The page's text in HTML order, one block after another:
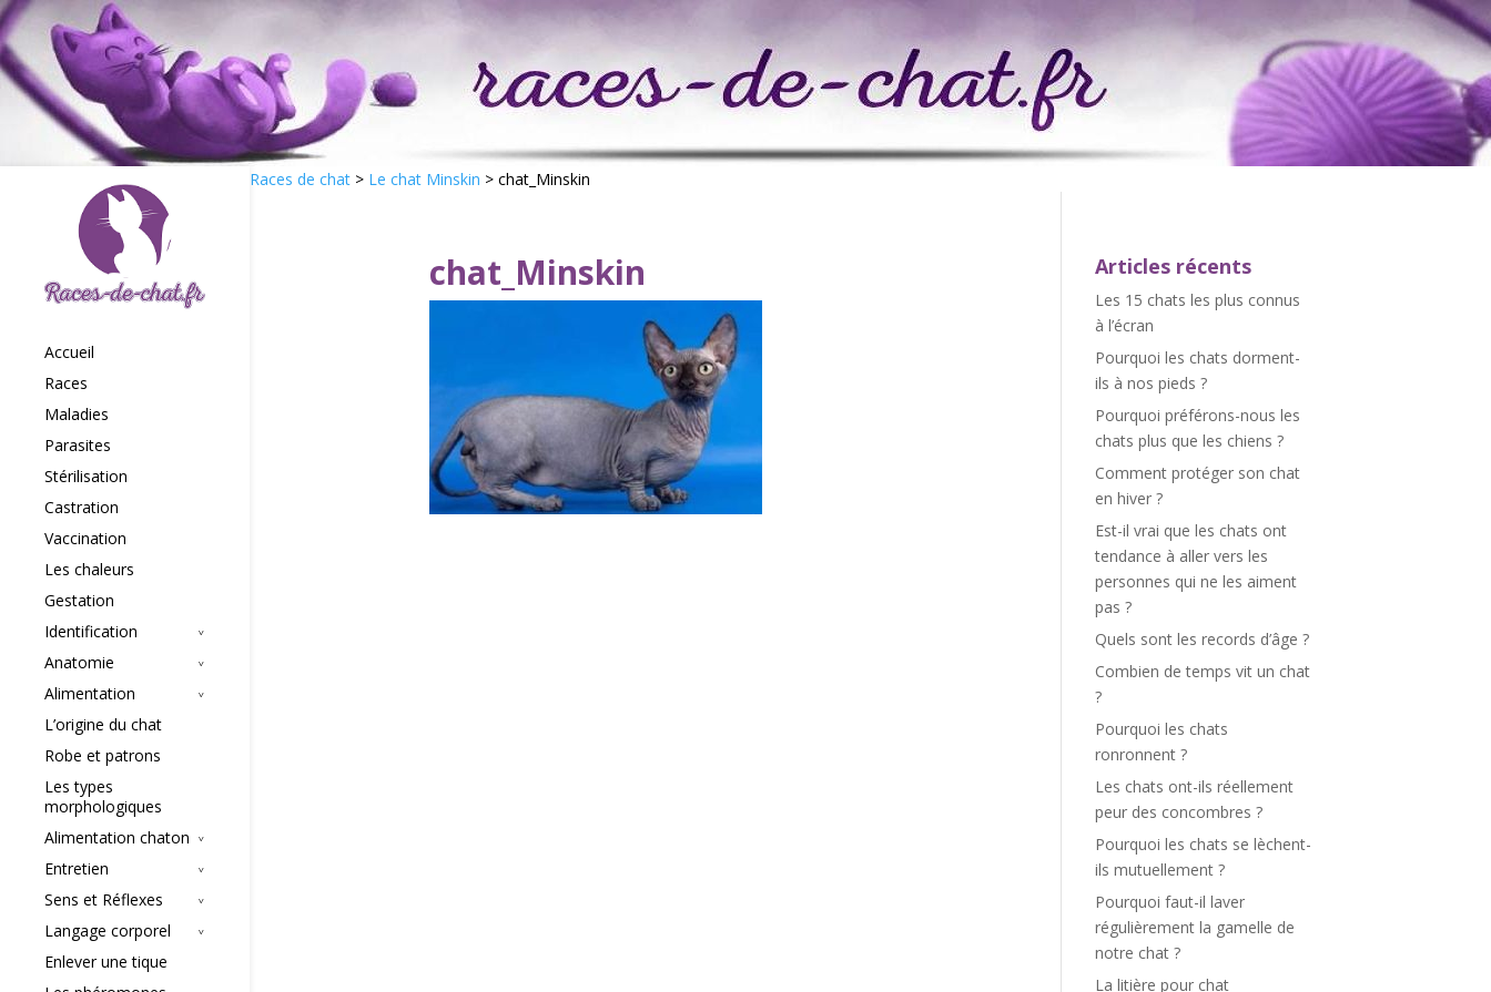
Accueil
Races
Maladies
Parasites
Stérilisation
Castration
Vaccination
Les chaleurs
Gestation
Identification
Anatomie
Alimentation
L’origine du chat
Robe et patrons
Les types
morphologiques
Alimentation chaton
Entretien
Sens et Réflexes
Langage corporel
Enlever une tique
Races de chat > Le chat Minskin > chat_Minskin
chat_Minskin Articles récents
Les 15 chats les plus connus
à l’écran
Pourquoi les chats dorment-
ils à nos pieds ?
Pourquoi préférons-nous les
chats plus que les chiens ?
Comment protéger son chat
en hiver ?
Est-il vrai que les chats ont
tendance à aller vers les
personnes qui ne les aiment
pas ?
Quels sont les records d’âge ?
Combien de temps vit un chat
?
Pourquoi les chats
ronronnent ?
Les chats ont-ils réellement
peur des concombres ?
Pourquoi les chats se lèchent-
ils mutuellement ?
Pourquoi faut-il laver
régulièrement la gamelle de
notre chat ?
La litière pour chat